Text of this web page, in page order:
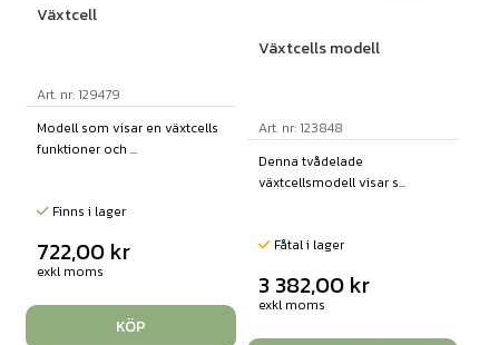
Växtcell
Art. nr: 129479
Modell som visar en växtcells
funktioner och ...
Finns i lager
722,00 kr
exkl moms
KÖP
Växtcells modell
Art. nr: 123848
Denna tvådelade
växtcellsmodell visar s...
Fåtal i lager
3 382,00 kr
exkl moms